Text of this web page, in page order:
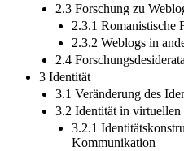
2.3 Forschung zu
2.3.1 Romanistische
2.3.2 Weblogs in
2.4 Forschungsdesiderata
3 Identität
3.1 Veränderung des
3.2 Identität in virtuellen
3.2.1
Kommunikation